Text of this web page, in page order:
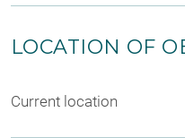
LOCATION OF
Current location